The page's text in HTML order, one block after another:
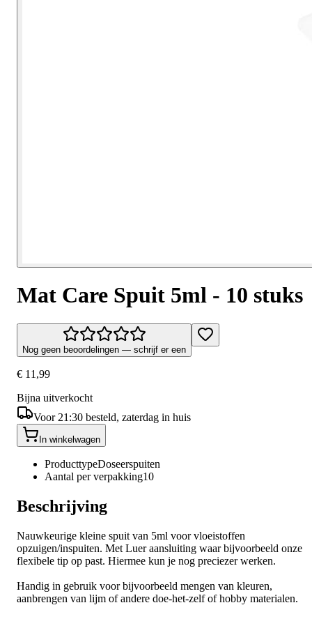
Mat Care Spuit 5ml - 10 stuks
Nog geen beoordelingen — schrijf er een
€ 11,99
Bijna uitverkocht
Voor 21:30 besteld, zaterdag in huis
In winkelwagen
ProducttypeDoseerspuiten
Aantal per verpakking10
Beschrijving
Nauwkeurige kleine spuit van 5ml voor vloeistoffen
opzuigen/inspuiten. Met Luer aansluiting waar bijvoorbeeld onze
flexibele tip op past. Hiermee kun je nog preciezer werken.
Handig in gebruik voor bijvoorbeeld mengen van kleuren,
aanbrengen van lijm of andere doe-het-zelf of hobby materialen.